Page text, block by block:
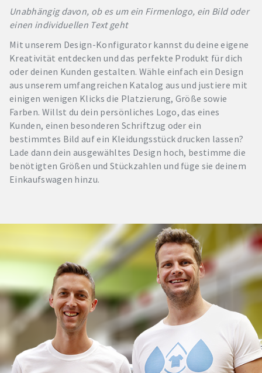
Unabhängig davon, ob es um ein Firmenlogo, ein Bild oder
einen individuellen Text geht
Mit unserem Design-Konfigurator kannst du deine eigene
Kreativität entdecken und das perfekte Produkt für dich
oder deinen Kunden gestalten. Wähle einfach ein Design
aus unserem umfangreichen Katalog aus und justiere mit
einigen wenigen Klicks die Platzierung, Größe sowie
Farben. Willst du dein persönliches Logo, das eines
Kunden, einen besonderen Schriftzug oder ein
bestimmtes Bild auf ein Kleidungsstück drucken lassen?
Lade dann dein ausgewähltes Design hoch, bestimme die
benötigten Größen und Stückzahlen und füge sie deinem
Einkaufswagen hinzu.